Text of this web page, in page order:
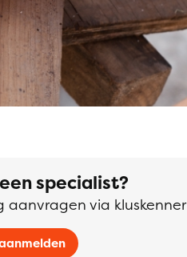
specialist?
aanvragen via kluskenner